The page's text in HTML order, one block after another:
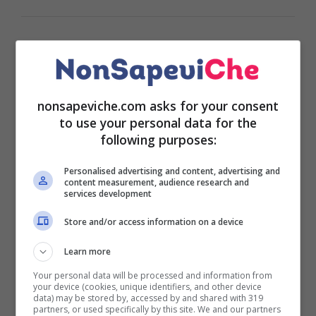
non costano tanto: l’ultima classifica ufficiale
Inoltre, coloro che hanno una pelle molto
sensibile dovrebbero evitare anche le fragranze:
un profumo troppo forte potrebbe provocare non
solo allergie, ma anche irritazioni alla pelle.
Bon a Savoir ha indicato, in una classifica, quali
sono le migliori creme idratanti per le mani:
lista e qualche consiglio per gli acquisti.
La classifica delle migliori
nonsapeviche.com asks for your consent
to use your personal data for the
following purposes:
Personalised advertising and content, advertising and
content measurement, audience research and
services development
Store and/or access information on a device
Learn more
Your personal data will be processed and information from
your device (cookies, unique identifiers, and other device
data) may be stored by, accessed by and shared with 319
partners, or used specifically by this site. We and our partners